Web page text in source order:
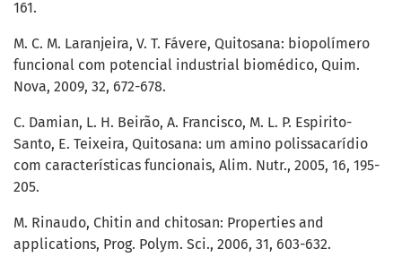
161.
M. C. M. Laranjeira, V. T. Fávere, Quitosana: biopolímero
funcional com potencial industrial biomédico, Quim.
Nova, 2009, 32, 672-678.
C. Damian, L. H. Beirão, A. Francisco, M. L. P. Espirito-
Santo, E. Teixeira, Quitosana: um amino polissacarídio
com características funcionais, Alim. Nutr., 2005, 16, 195-
205.
M. Rinaudo, Chitin and chitosan: Properties and
applications, Prog. Polym. Sci., 2006, 31, 603-632.